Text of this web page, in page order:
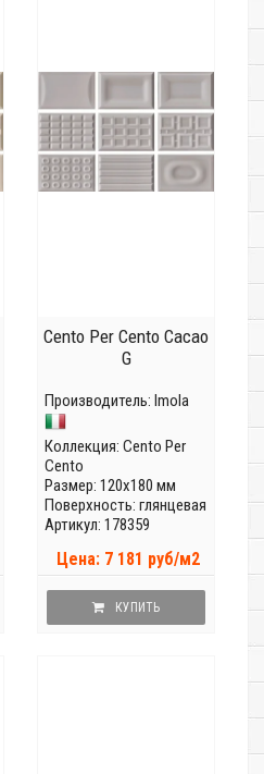
Cento Per Cento Cacao
G
Производитель: Imola
Коллекция: Cento Per
Cento
Размер: 120x180 мм
Поверхность: глянцевая
Артикул: 178359
Цена: 7 181 руб/м2
КУПИТЬ